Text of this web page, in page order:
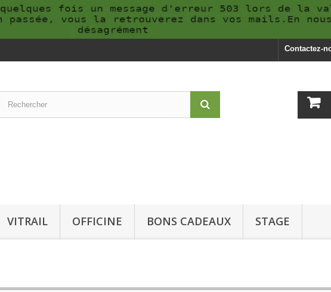
Contactez-
VITRAIL OFFICINE BONS CADEAUX STAGE